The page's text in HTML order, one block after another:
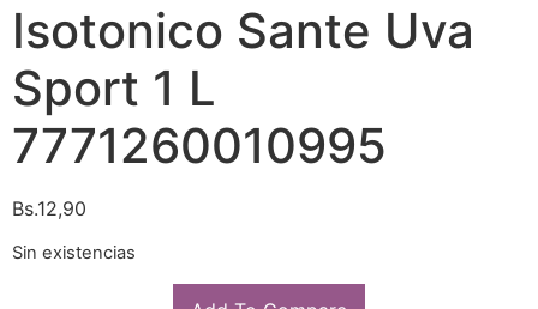
Isotonico Sante Uva
Sport 1 L
7771260010995
Bs.12,90
Sin existencias